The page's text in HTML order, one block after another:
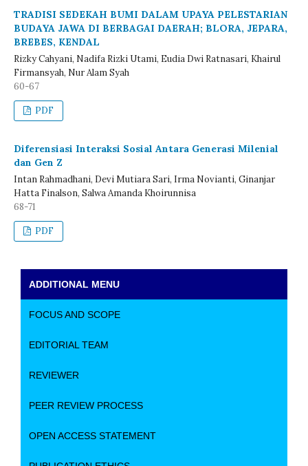
TRADISI SEDEKAH BUMI DALAM UPAYA PELESTARIAN
BUDAYA JAWA DI BERBAGAI DAERAH; BLORA, JEPARA,
BREBES, KENDAL
Rizky Cahyani, Nadifa Rizki Utami, Eudia Dwi Ratnasari, Khairul
Firmansyah, Nur Alam Syah
60-67
PDF
Diferensiasi Interaksi Sosial Antara Generasi Milenial
dan Gen Z
Intan Rahmadhani, Devi Mutiara Sari, Irma Novianti, Ginanjar
Hatta Finalson, Salwa Amanda Khoirunnisa
68-71
PDF
ADDITIONAL MENU
FOCUS AND SCOPE
EDITORIAL TEAM
REVIEWER
PEER REVIEW PROCESS
OPEN ACCESS STATEMENT